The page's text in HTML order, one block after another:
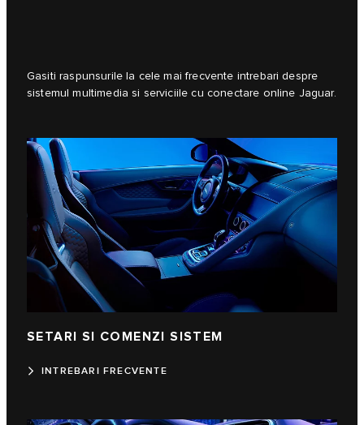
Gasiti raspunsurile la cele mai frecvente intrebari despre
sistemul multimedia si serviciile cu conectare online Jaguar.
SETARI SI COMENZI SISTEM
INTREBARI FRECVENTE